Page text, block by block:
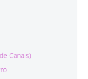
Canais)